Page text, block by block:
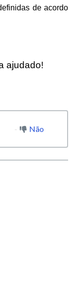
de acordo
ajudado!
Não